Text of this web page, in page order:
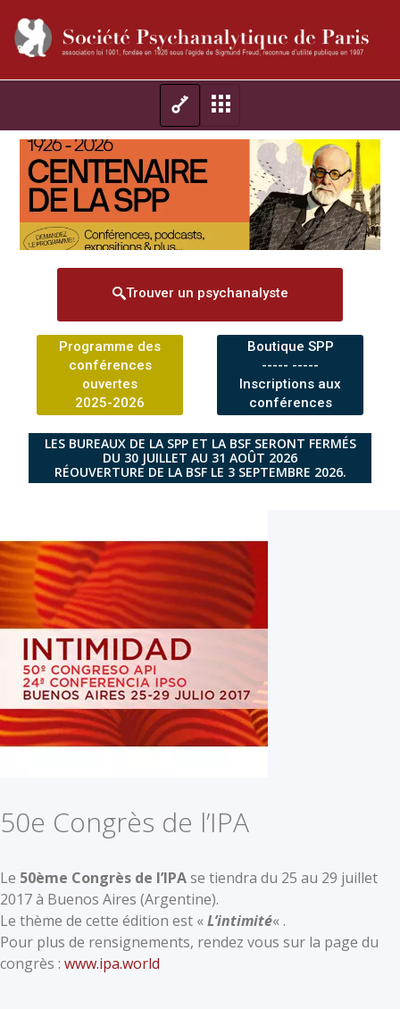
Trouver un psychanalyste
Programme des
conférences
ouvertes
2025-2026
Boutique SPP
----- -----
Inscriptions aux
conférences
LES BUREAUX DE LA SPP ET LA BSF SERONT FERMÉS
DU 30 JUILLET AU 31 AOÛT 2026
RÉOUVERTURE DE LA BSF LE 3 SEPTEMBRE 2026.
50e Congrès de l’IPA
Le 50ème Congrès de l’IPAse tiendra du 25 au 29 juillet
2017 à Buenos Aires (Argentine).
Le thème de cette édition est «L’intimité« .
Pour plus de rensignements, rendez vous sur la page du
congrès : www.ipa.world